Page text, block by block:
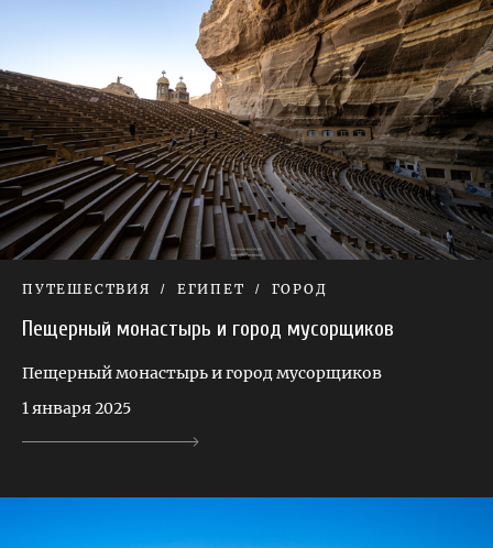
ПУТЕШЕСТВИЯ ЕГИПЕТ ГОРОД
Пещерный монастырь и город мусорщиков
Пещерный монастырь и город мусорщиков
1 января 2025